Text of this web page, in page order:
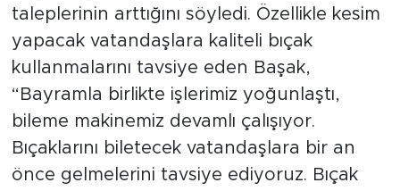
taleplerinin arttığını söyledi. Özellikle kesim
yapacak vatandaşlara kaliteli bıçak
kullanmalarını tavsiye eden Başak,
“Bayramla birlikte işlerimiz yoğunlaştı,
bileme makinemiz devamlı çalışıyor.
Bıçaklarını biletecek vatandaşlara bir an
önce gelmelerini tavsiye ediyoruz. Bıçak